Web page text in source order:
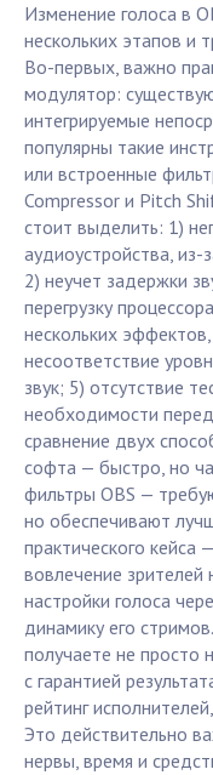
Изменение голоса в
нескольких этапов и
Во-первых, важно
модулятор:
интегрируемые
популярны такие
или встроенные
Compressor и Pitch
стоит выделить: 1)
аудиоустройства, из-
2) неучет задержки
перегрузку
нескольких
несоответствие
звук; 5) отсутствие
необходимости
сравнение двух
софта — быстро, но
фильтры OBS —
но обеспечивают
практического кейса
вовлечение зрителей
настройки голоса
динамику его
получаете не просто
с гарантией
рейтинг
Это действительно
нервы, время и